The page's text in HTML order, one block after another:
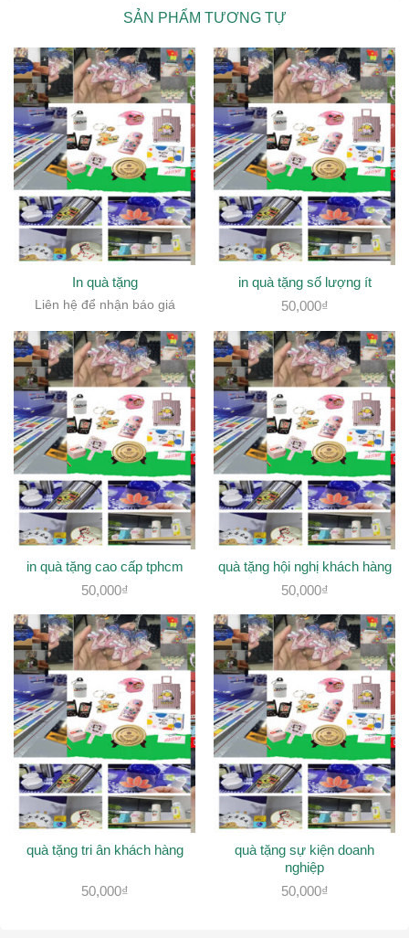
SẢN PHẨM TƯƠNG TỰ
In quà tặng
Liên hệ để nhận báo giá
in quà tặng số lượng ít
50,000₫
in quà tặng cao cấp tphcm
50,000₫
quà tặng hội nghị khách hàng
50,000₫
quà tặng tri ân khách hàng
50,000₫
quà tặng sự kiện doanh
nghiệp
50,000₫